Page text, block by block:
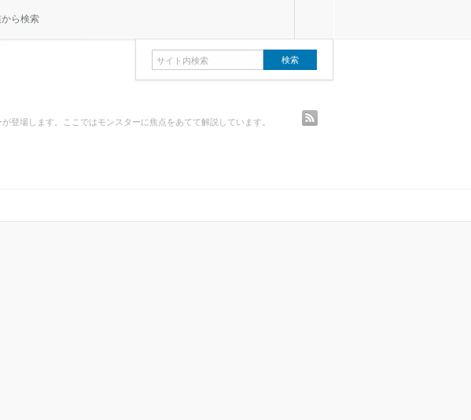
ら検索
登場します。ここではモンスターに焦点をあてて解説しています。